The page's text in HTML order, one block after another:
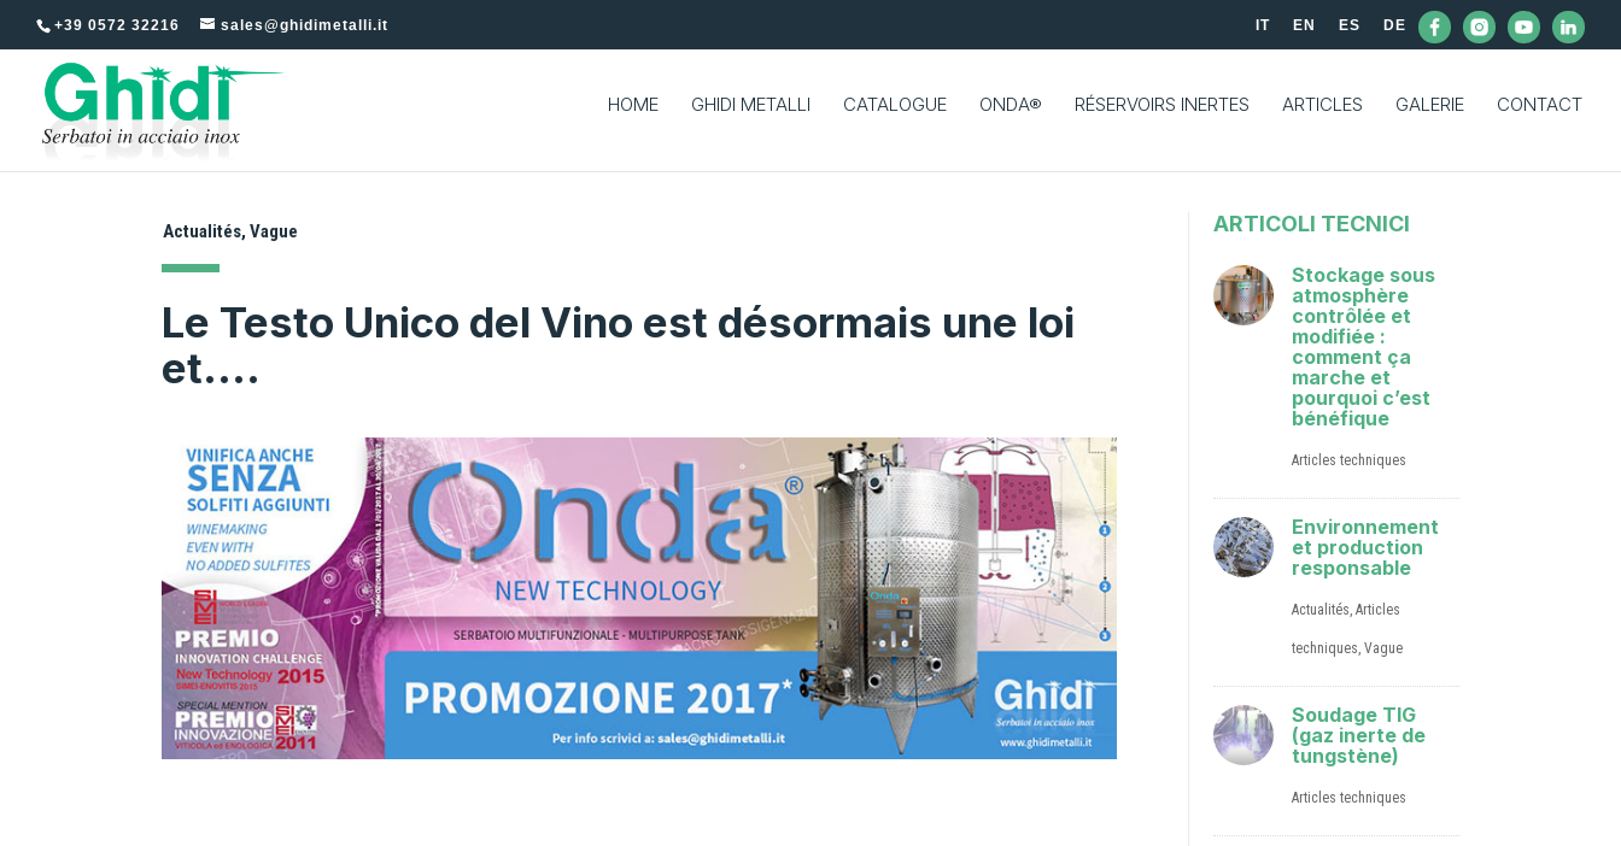
+39 0572 32216 sales@ghidimetalli.it IT EN ES DE
HOME GHIDI METALLI CATALOGUE ONDA® RÉSERVOIRS INERTES ARTICLES GALERIE CONTACT
Actualités,Vague
Le Testo Unico del Vino est désormais une loi
et….
ARTICOLI TECNICI
Stockage sous
atmosphère
contrôlée et
modifiée :
comment ça
marche et
pourquoi c’est
bénéfique
Articles techniques
Environnement
et production
responsable
Actualités,Articles
techniques,Vague
Soudage TIG
(gaz inerte de
tungstène)
Articles techniques